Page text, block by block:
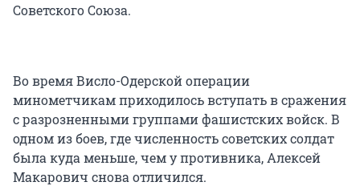
Советского Союза.
Во время Висло-Одерской операции
минометчикам приходилось вступать в сражения
с разрозненными группами фашистских войск. В
одном из боев, где численность советских солдат
была куда меньше, чем у противника, Алексей
Макарович снова отличился.